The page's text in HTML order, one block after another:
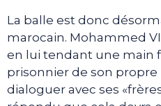
La balle est donc
marocain. Mohammed
en lui tendant une main
prisonnier de son propre
dialoguer avec ses